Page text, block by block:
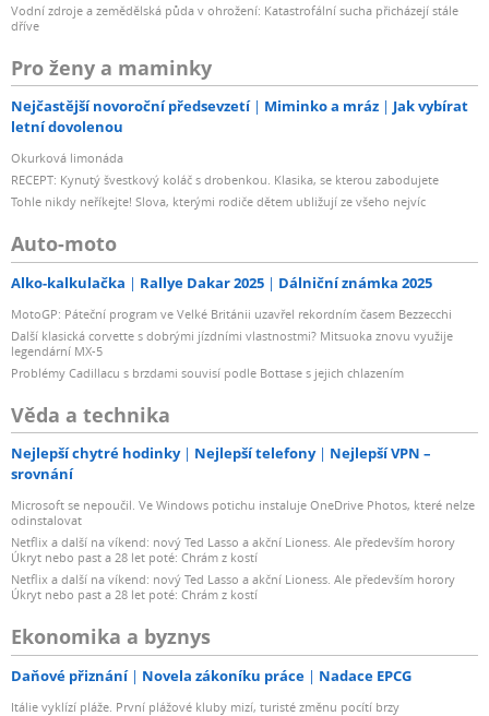
Vodní zdroje a zemědělská půda v ohrožení: Katastrofální sucha přicházejí stále
dříve
Pro ženy a maminky
Nejčastější novoroční předsevzetí Miminko a mráz
Jak vybírat
letní dovolenou
Okurková limonáda
RECEPT: Kynutý švestkový koláč s drobenkou. Klasika, se kterou zabodujete
Tohle nikdy neříkejte! Slova, kterými rodiče dětem ubližují ze všeho nejvíc
Auto-moto
Alko-kalkulačka Rallye Dakar 2025 Dálniční známka 2025
MotoGP: Páteční program ve Velké Británii uzavřel rekordním časem Bezzecchi
Další klasická corvette s dobrými jízdními vlastnostmi? Mitsuoka znovu využije
legendární MX-5
Problémy Cadillacu s brzdami souvisí podle Bottase s jejich chlazením
Věda a technika
Nejlepší chytré hodinky Nejlepší telefony
Nejlepší VPN –
srovnání
Microsoft se nepoučil. Ve Windows potichu instaluje OneDrive Photos, které nelze
odinstalovat
Netflix a další na víkend: nový Ted Lasso a akční Lioness. Ale především horory
Úkryt nebo past a 28 let poté: Chrám z kostí
Netflix a další na víkend: nový Ted Lasso a akční Lioness. Ale především horory
Úkryt nebo past a 28 let poté: Chrám z kostí
Ekonomika a byznys
Daňové přiznání Novela zákoníku práce Nadace EPCG
Itálie vyklízí pláže. První plážové kluby mizí, turisté změnu pocítí brzy